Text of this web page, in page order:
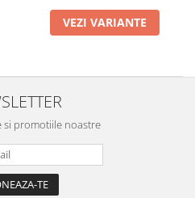
VEZI VARIANTE
si promotiile noastre